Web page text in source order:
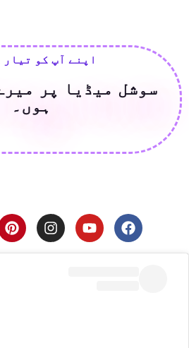
اپنے آپ کو تیار
سوشل میڈیا پر
ہوں۔